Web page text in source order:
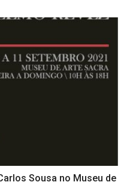
Sousa no Museu de